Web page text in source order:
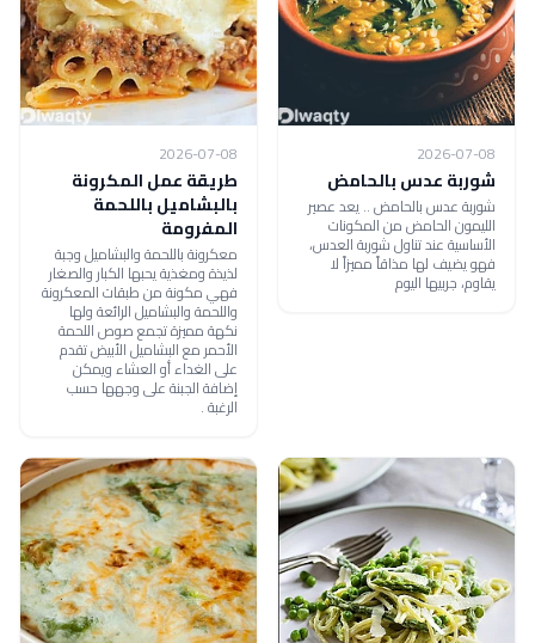
2026-07-08
شوربة عدس بالحامض
شوربة عدس بالحامض .. يعد عصير
الليمون الحامض من المكونات
الأساسية عند تناول شوربة العدس،
فهو يضيف لها مذاقاً مميزاً لا
يقاوم، جربيها اليوم
2026-07-08
طريقة عمل المكرونة
بالبشاميل باللحمة
المفرومة
معكرونة باللحمة والبشاميل وجبة
لذيذة ومغذية يحبها الكبار والصغار
فهي مكونة من طبقات المعكرونة
واللحمة والبشاميل الرائعة ولها
نكهة مميزة تجمع صوص اللحمة
الأحمر مع البشاميل الأبيض تقدم
على الغداء أو العشاء ويمكن
إضافة الجبنة على وجهها حسب
الرغبة .